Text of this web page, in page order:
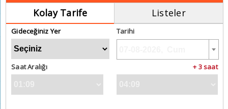
Kolay Tarife Listeler
Gideceğiniz Yer Tarihi
Saat Aralığı + 3 saat